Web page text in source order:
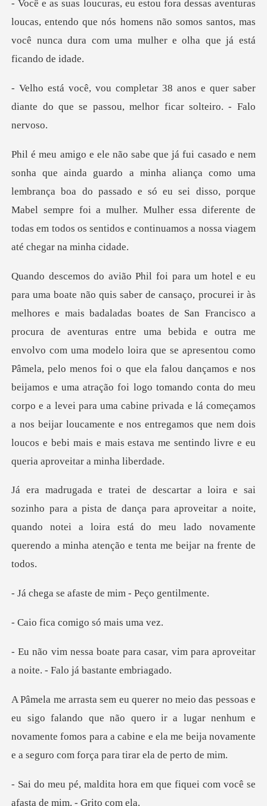
oucas, entendo que nós homens não somos santos, mas
você nu
s e quer saber
diante do que se passou,
omo uma
lembrança boa do passado e só eu sei disso, porque
Mabel sempre foi a mulher. Mulher ess
ma bebida e outra me
envolvo com uma modelo loira que se apresentou como
Pâmela, pelo menos foi o que ela falou dançamos e nos
beijamos e uma atração foi logo tomando conta do meu
corpo e a
a de dança para aproveitar a noite,
quando notei a loira está do meu lad
faste de mim -
comigo só
sar, vim para aproveitar
a noite
que não quero ir a lugar nenhum e
novamente fomos para a cabine e ela
em que fiquei com você se
af